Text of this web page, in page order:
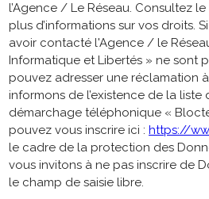
l’Agence / Le Réseau. Consultez le
plus d’informations sur vos droits.
avoir contacté l'Agence / le
Informatique et Libertés » ne sont
pouvez adresser une réclamation
informons de l’existence de la
démarchage téléphonique «
pouvez vous inscrire ici : https://
le cadre de la protection des
vous invitons à ne pas inscrire de
le champ de saisie libre.